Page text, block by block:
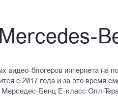
видео-блогеров интернета на
с 2017 года и за это время
Бенц Е-класс Олл-